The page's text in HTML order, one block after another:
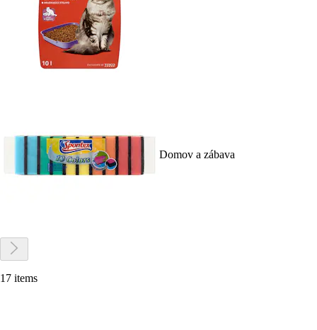
Domov a zábava
17 items